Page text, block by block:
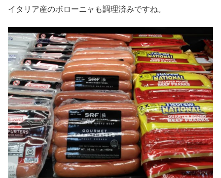
イタリア産のボローニャも調理済みですね。